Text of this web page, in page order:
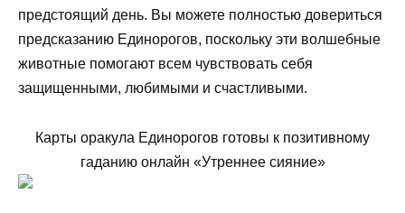
предстоящий день. Вы можете полностью довериться
предсказанию Единорогов, поскольку эти волшебные
животные помогают всем чувствовать себя
защищенными, любимыми и счастливыми.
Карты оракула Единорогов готовы к позитивному
гаданию онлайн «Утреннее сияние»